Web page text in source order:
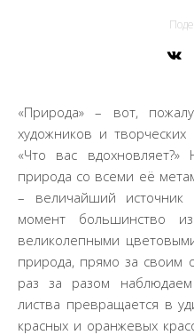
«Природа» – вот,
художников и
«Что вас
природа со всеми её
– величайший источник
момент большинство
великолепными
природа, прямо за своим
раз за разом
листва превращается в
красных и оранжевых